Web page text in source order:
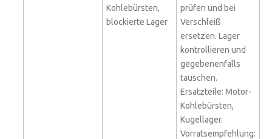
Kohlebürsten,
blockierte Lager
prüfen und bei
Verschleiß
ersetzen. Lager
kontrollieren und
gegebenenfalls
tauschen.
Ersatzteile: Motor-
Kohlebürsten,
Kugellager.
Vorratsempfehlung: